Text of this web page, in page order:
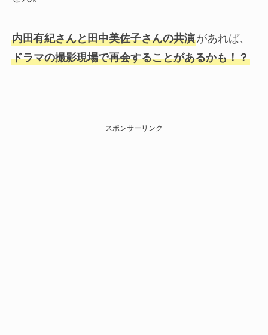
内田有紀さんと田中美佐子さんの共演があれば、
ドラマの撮影現場で再会することがあるかも！？
スポンサーリンク